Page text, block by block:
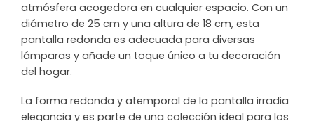
atmósfera acogedora en cualquier espacio. Con un
diámetro de 25 cm y una altura de 18 cm, esta
pantalla redonda es adecuada para diversas
lámparas y añade un toque único a tu decoración
del hogar.
La forma redonda y atemporal de la pantalla irradia
elegancia y es parte de una colección ideal para los